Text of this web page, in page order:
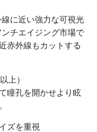
に近い強力な可視光
チエイジング市場で
赤外線もカットする
上）
瞳孔を開かせより眩
ズを重視